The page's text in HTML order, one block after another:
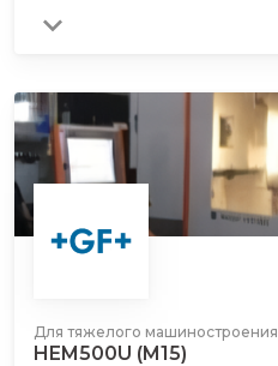
Для тяжелого машиностроения
HEM500U (M15)